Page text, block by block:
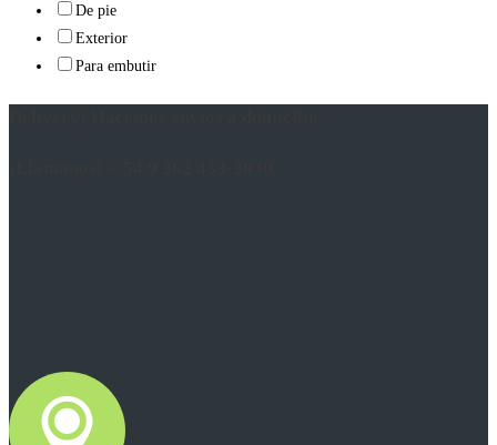
De pie
Exterior
Para embutir